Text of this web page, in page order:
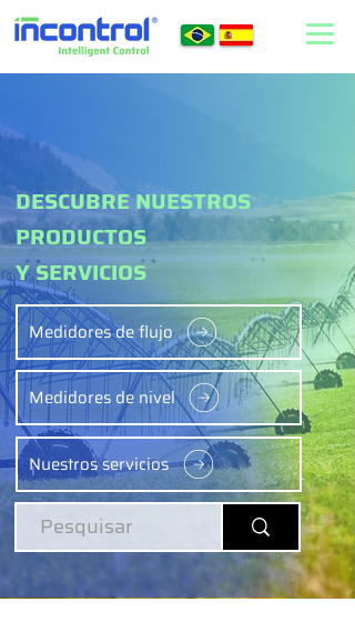
DESCUBRE NUESTROS
PRODUCTOS
Y SERVICIOS
Medidores de flujo
Medidores de nivel
Nuestros servicios